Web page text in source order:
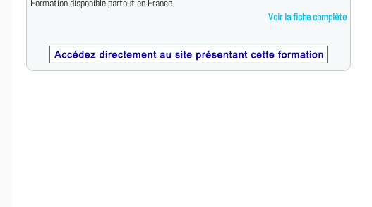
Formation disponible partout en France
Voir la fiche complète